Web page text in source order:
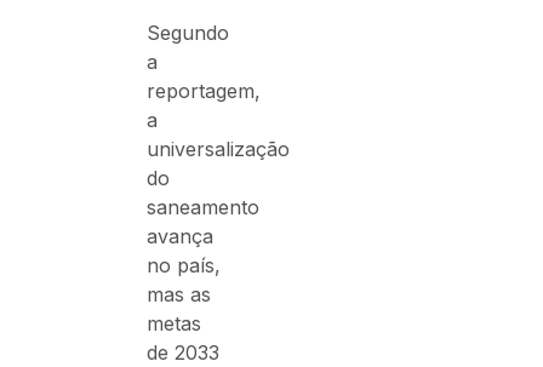
Segundo
a
reportagem,
a
universalização
do
saneamento
avança
no país,
mas as
metas
de 2033